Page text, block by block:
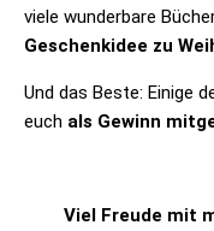
viele wunderbare
Geschenkidee zu
Und das Beste: Einige
euch als Gewinn
Viel Freude mit